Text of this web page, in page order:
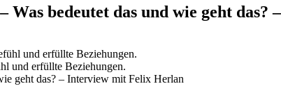
Was bedeutet das und wie geht
und erfüllte Beziehungen.
geht das? – Interview mit Felix Herlan